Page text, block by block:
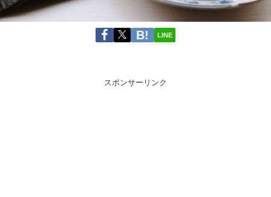
LINE
スポンサーリンク